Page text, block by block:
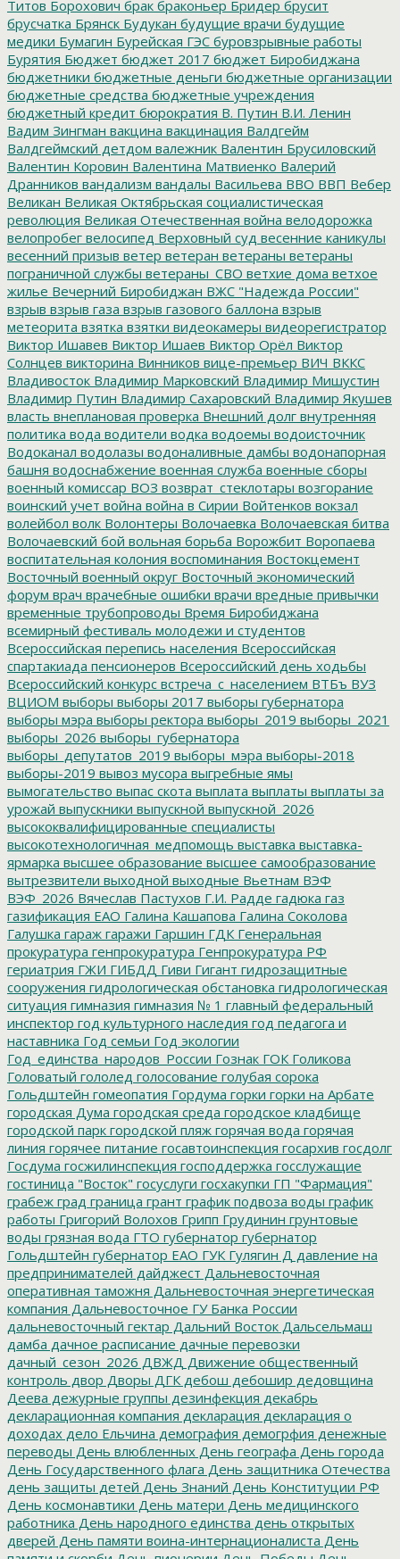
Титов Борохович брак браконьер Бридер брусит
брусчатка Брянск Будукан будущие врачи будущие
медики Бумагин Бурейская ГЭС буровзрывные работы
Бурятия Бюджет бюджет 2017 бюджет Биробиджана
бюджетники бюджетные деньги бюджетные организации
бюджетные средства бюджетные учреждения
бюджетный кредит бюрократия В. Путин В.И. Ленин
Вадим Зингман вакцина вакцинация Валдгейм
Валдгеймский детдом валежник Валентин Брусиловский
Валентин Коровин Валентина Матвиенко Валерий
Дранников вандализм вандалы Васильева ВВО ВВП Вебер
Великан Великая Октябрьская социалистическая
революция Великая Отечественная война велодорожка
велопробег велосипед Верховный суд весенние каникулы
весенний призыв ветер ветеран ветераны ветераны
пограничной службы ветераны_СВО ветхие дома ветхое
жилье Вечерний Биробиджан ВЖС "Надежда России"
взрыв взрыв газа взрыв газового баллона взрыв
метеорита взятка взятки видеокамеры видеорегистратор
Виктор Ишавев Виктор Ишаев Виктор Орёл Виктор
Солнцев викторина Винников вице-премьер ВИЧ ВККС
Владивосток Владимир Марковский Владимир Мишустин
Владимир Путин Владимир Сахаровский Владимир Якушев
власть внеплановая проверка Внешний долг внутренняя
политика вода водители водка водоемы водоисточник
Водоканал водолазы водоналивные дамбы водонапорная
башня водоснабжение военная служба военные сборы
военный комиссар ВОЗ возврат_стеклотары возгорание
воинский учет война война в Сирии Войтенков вокзал
волейбол волк Волонтеры Волочаевка Волочаевская битва
Волочаевский бой вольная борьба Ворожбит Воропаева
воспитательная колония воспоминания Востокцемент
Восточный военный округ Восточный экономический
форум врач врачебные ошибки врачи вредные привычки
временные трубопроводы Время Биробиджана
всемирный фестиваль молодежи и студентов
Всероссийская перепись населения Всероссийская
спартакиада пенсионеров Всероссийский день ходьбы
Всероссийский конкурс встреча_с_населением ВТБъ ВУЗ
ВЦИОМ выборы выборы 2017 выборы губернатора
выборы мэра выборы ректора выборы_2019 выборы_2021
выборы_2026 выборы_губернатора
выборы_депутатов_2019 выборы_мэра выборы-2018
выборы-2019 вывоз мусора выгребные ямы
вымогательство выпас скота выплата выплаты выплаты за
урожай выпускники выпускной выпускной_2026
высококвалифицированные специалисты
высокотехнологичная_медпомощь выставка выставка-
ярмарка высшее образование высшее самообразование
вытрезвители выходной выходные Вьетнам ВЭФ
ВЭФ_2026 Вячеслав Пастухов Г.И. Радде гадюка газ
газификация ЕАО Галина Кашапова Галина Соколова
Галушка гараж гаражи Гаршин ГДК Генеральная
прокуратура генпрокуратура Генпрокуратура РФ
гериатрия ГЖИ ГИБДД Гиви Гигант гидрозащитные
сооружения гидрологическая обстановка гидрологическая
ситуация гимназия гимназия № 1 главный федеральный
инспектор год культурного наследия год педагога и
наставника Год семьи Год экологии
Год_единства_народов_России Гознак ГОК Голикова
Головатый гололед голосование голубая сорока
Гольдштейн гомеопатия Гордума горки горки на Арбате
городская Дума городская среда городское кладбище
городской парк городской пляж горячая вода горячая
линия горячее питание госавтоинспекция госархив госдолг
Госдума госжилинспекция господдержка госслужащие
гостиница "Восток" госуслуги госхакупки ГП "Фармация"
грабеж град граница грант график подвоза воды график
работы Григорий Волохов Грипп Грудинин грунтовые
воды грязная вода ГТО губернатор губернатор
Гольдштейн губернатор ЕАО ГУК Гулягин Д давление на
предпринимателей дайджест Дальневосточная
оперативная таможня Дальневосточная энергетическая
компания Дальневосточное ГУ Банка России
дальневосточный гектар Дальний Восток Дальсельмаш
дамба дачное расписание дачные перевозки
дачный_сезон_2026 ДВЖД Движение общественный
контроль двор Дворы ДГК дебош дебошир дедовщина
Деева дежурные группы дезинфекция декабрь
декларационная компания декларация декларация о
доходах дело Ельчина демография демогрфия денежные
переводы День влюбленных День географа День города
День Государственного флага День защитника Отечества
день защиты детей День Знаний День Конституции РФ
День космонавтики День матери День медицинского
работника День народного единства день открытых
дверей День памяти воина-интернационалиста День